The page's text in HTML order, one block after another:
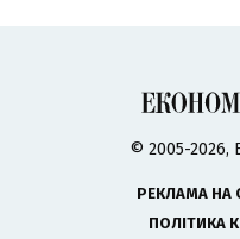
© 2005-
РЕКЛАМА НА
ПОЛІТИКА